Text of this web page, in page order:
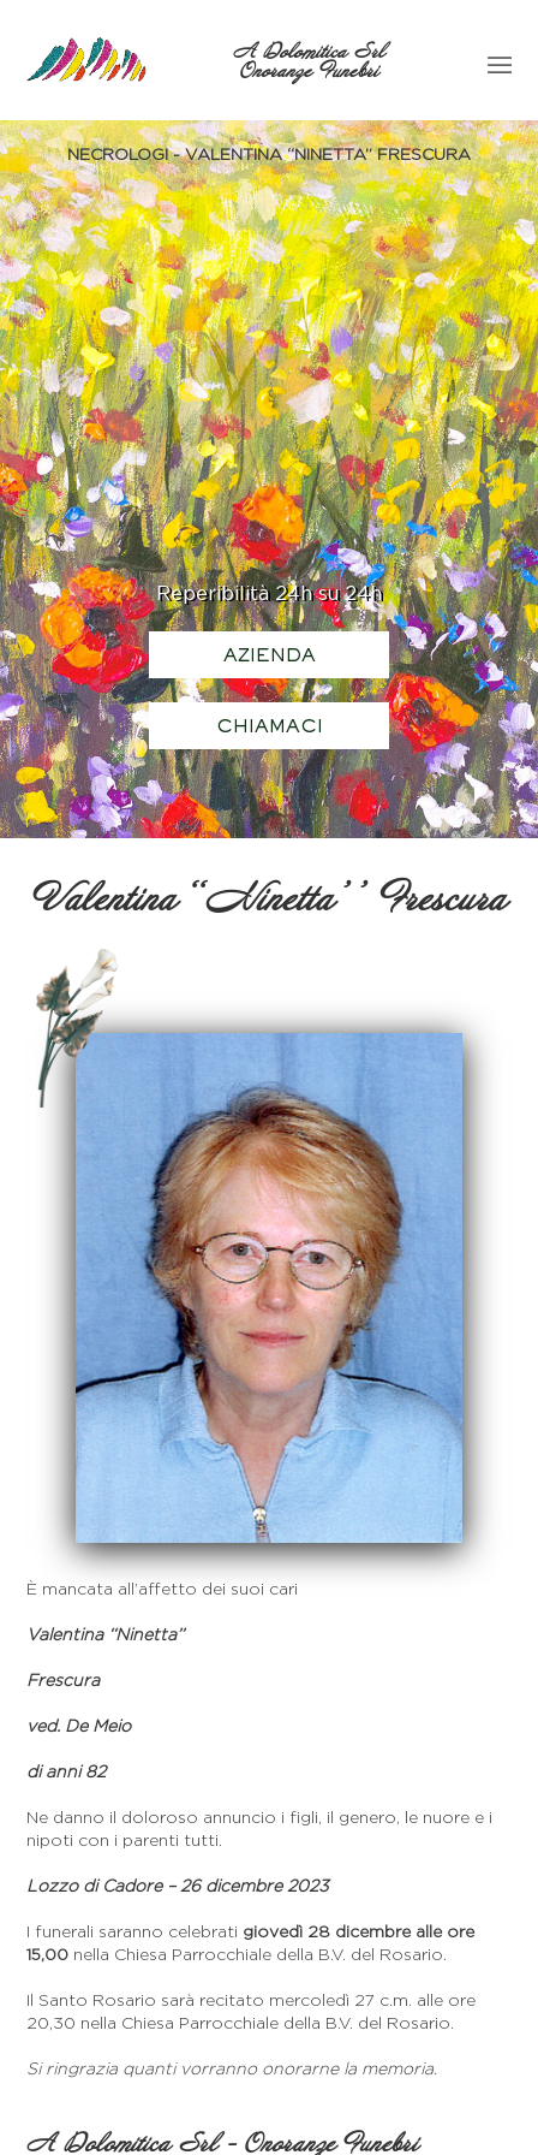
A Dolomitica Srl
Onoranze Funebri
Reperibilità 24h su 24h
AZIENDA
CHIAMACI
NECROLOGI - VALENTINA ‘‘NINETTA’’ FRESCURA
Valentina ‘‘Ninetta’’ Frescura
È mancata all’affetto dei suoi cari
Valentina ‘‘Ninetta’’
Frescura
ved. De Meio
di anni 82
Ne danno il doloroso annuncio i figli, il genero, le nuore e i
nipoti con i parenti tutti.
Lozzo di Cadore – 26 dicembre 2023
I funerali saranno celebrati giovedì 28 dicembre alle ore
15,00 nella Chiesa Parrocchiale della B.V. del Rosario.
Il Santo Rosario sarà recitato mercoledì 27 c.m. alle ore
20,30 nella Chiesa Parrocchiale della B.V. del Rosario.
Si ringrazia quanti vorranno onorarne la memoria.
A Dolomitica Srl - Onoranze Funebri